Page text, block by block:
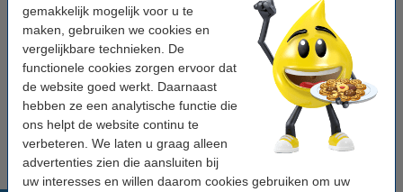
gemakkelijk mogelijk voor u te
maken, gebruiken we cookies en
vergelijkbare technieken. De
functionele cookies zorgen ervoor dat
de website goed werkt. Daarnaast
hebben ze een analytische functie die
ons helpt de website continu te
verbeteren. We laten u graag alleen
advertenties zien die aansluiten bij
uw interesses en willen daarom cookies gebruiken om uw
€ 42,50 Bestellen
Wij adviseren u om deze tape i.p.v. de originele tape te nemen.